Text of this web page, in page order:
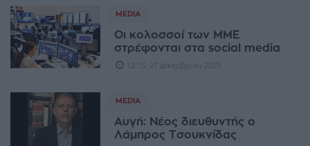
MEDIA
Οι κολοσσοί των ΜΜΕ
στρέφονται στα social media
12:15, 27 Δεκεμβρίου 2025
MEDIA
Aυγή: Νέος διευθυντής ο
Λάμπρος Τσουκνίδας